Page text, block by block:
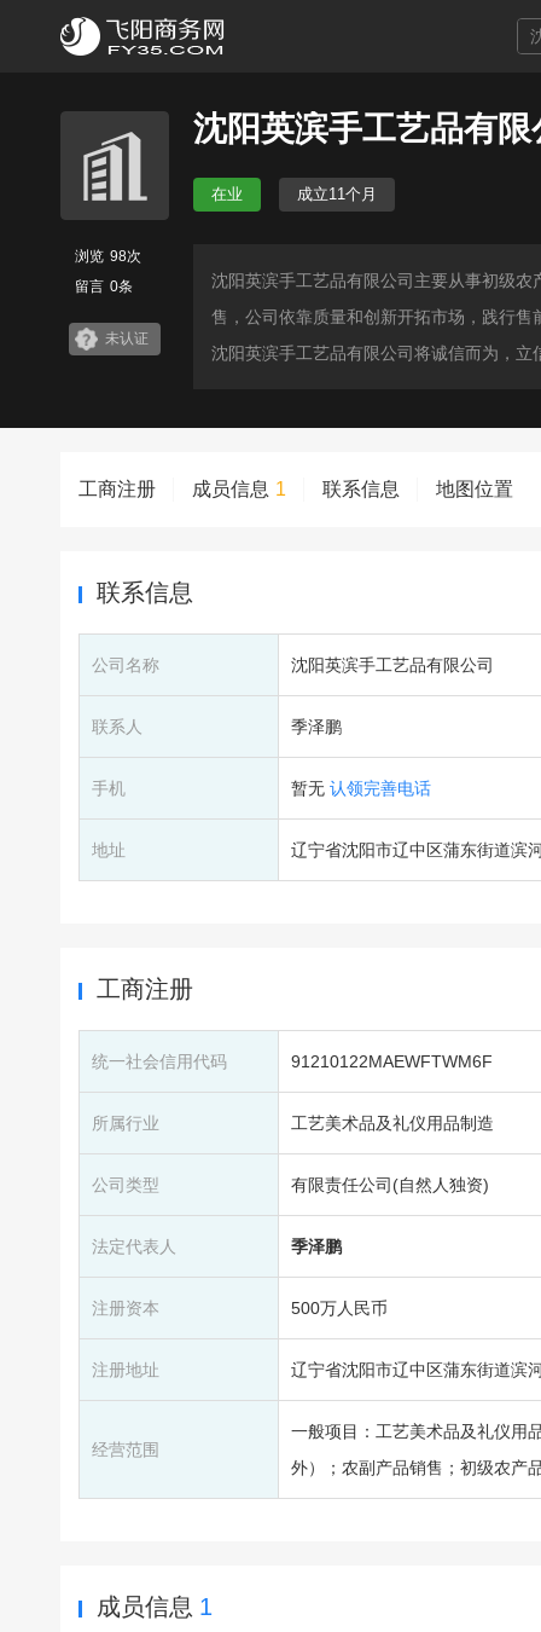
沈阳英滨手工艺品有限
在业 成立11个月
浏览 98次
留言 0条
未认证
沈阳英滨手工艺品有限公司主要从事初级
售，公司依靠质量和创新开拓市场，践行
沈阳英滨手工艺品有限公司将诚信而为，立
工商注册 成员信息 1 联系信息 地图位置
联系信息
公司名称 沈阳英滨手工艺品有限公司
联系人 季泽鹏
手机 暂无 认领完善电话
地址 辽宁省沈阳市辽中区蒲东街道滨
工商注册
统一社会信用代码 91210122MAEWFTWM6F
所属行业 工艺美术品及礼仪用品制造
公司类型 有限责任公司(自然人独资)
法定代表人 季泽鹏
注册资本 500万人民币
注册地址 辽宁省沈阳市辽中区蒲东街道滨
经营范围
一般项目：工艺美术品及礼仪用
外）；农副产品销售；初级农产
成员信息 1